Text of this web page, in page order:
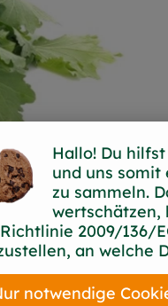
wird am
Hallo! Du
und uns
zu sammeln.
wertschätzen,
2009/136/
an welche
notwendige